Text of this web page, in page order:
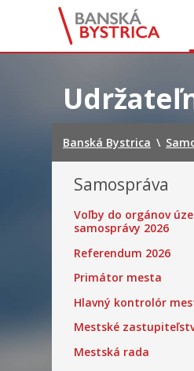
Banská Bystrica \
Samospráva
Voľby do orgánov
samosprávy 2026
Referendum 2026
Primátor mesta
Hlavný kontrolór
Mestské
Mestská rada